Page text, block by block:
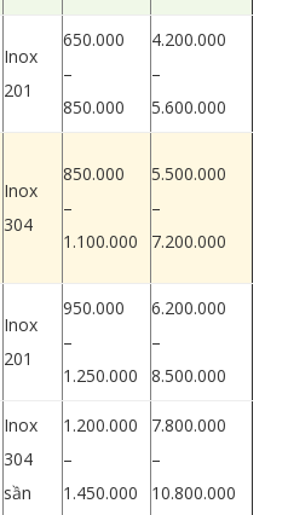
Inox
201
650.000
–
850.000
4.200.000
–
5.600.000
Inox
304
850.000
–
1.100.000
5.500.000
–
7.200.000
Inox
201
950.000
–
1.250.000
6.200.000
–
8.500.000
Inox
304
sần
1.200.000
–
1.450.000
7.800.000
–
10.800.000